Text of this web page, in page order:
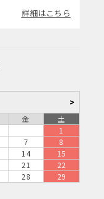
詳細はこちら
>
金
土
1
7
8
14
15
21
22
28
29